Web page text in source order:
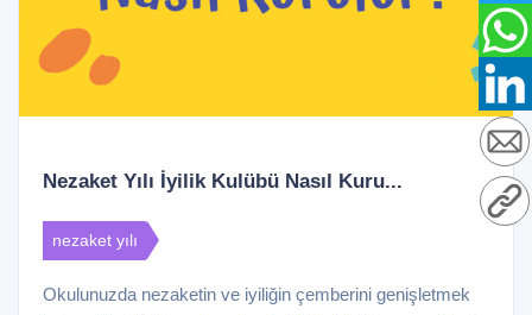
Nezaket Yılı İyilik Kulübü Nasıl Kuru...
nezaket yılı
Okulunuzda nezaketin ve iyiliğin çemberini genişletmek